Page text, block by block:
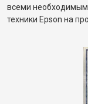
всеми
техники Epson на